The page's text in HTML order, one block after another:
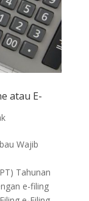
atau E-
Wajib
Tahunan
e-filing